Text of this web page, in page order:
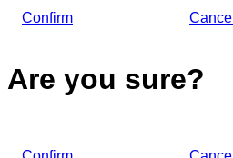
Confirm Cancel
Are you sure?